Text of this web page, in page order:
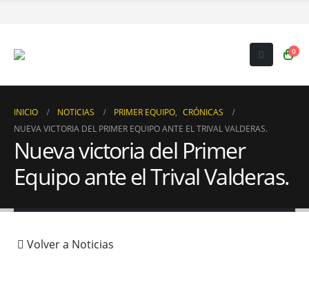
0
INICIO NOTICIAS PRIMER EQUIPO, CRÓNICAS
NUEVA VICTORIA DEL PRIMER EQUIPO ANTE EL TRIVAL VALDERAS.
Nueva victoria del Primer
Equipo ante el Trival Valderas.
Volver a Noticias